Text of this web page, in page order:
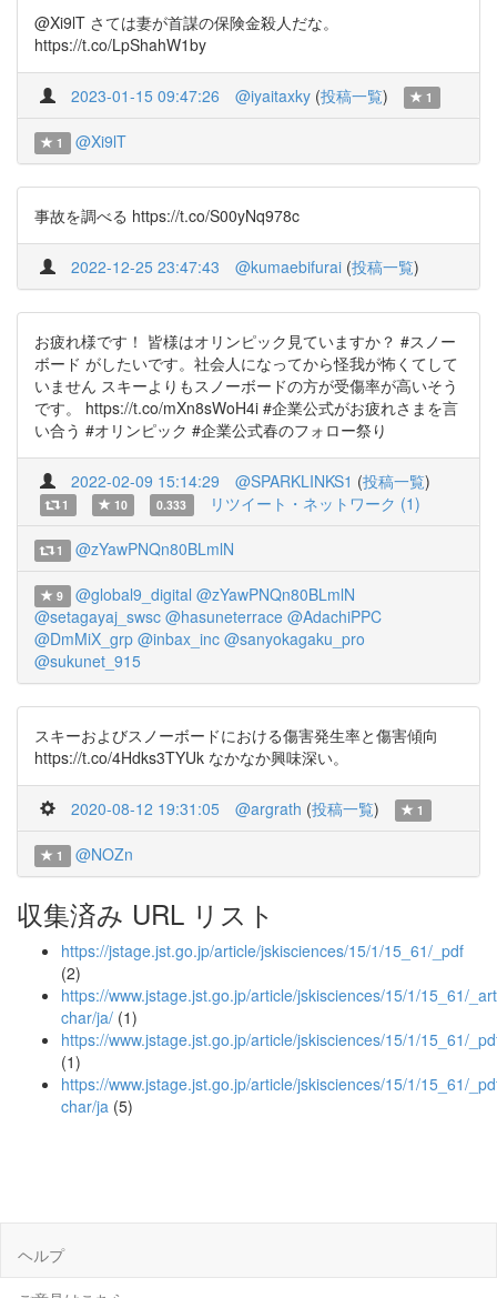
@Xi9lT さては妻が首謀の保険金殺人だな。
https://t.co/LpShahW1by
2023-01-15 09:47:26 @iyaitaxky (投稿一覧) 1
1 @Xi9lT
事故を調べる https://t.co/S00yNq978c
2022-12-25 23:47:43 @kumaebifurai (投稿一覧)
お疲れ様です！ 皆様はオリンピック見ていますか？ #スノー
ボード がしたいです。社会人になってから怪我が怖くてして
いません スキーよりもスノーボードの方が受傷率が高いそう
です。 https://t.co/mXn8sWoH4i #企業公式がお疲れさまを言
い合う #オリンピック #企業公式春のフォロー祭り
2022-02-09 15:14:29 @SPARKLINKS1 (投稿一覧)
1 10 0.333 リツイート・ネットワーク (1)
1 @zYawPNQn80BLmlN
9 @global9_digital @zYawPNQn80BLmlN
@setagayaj_swsc @hasuneterrace @AdachiPPC
@DmMiX_grp @inbax_inc @sanyokagaku_pro
@sukunet_915
スキーおよびスノーボードにおける傷害発生率と傷害傾向
https://t.co/4Hdks3TYUk なかなか興味深い。
2020-08-12 19:31:05 @argrath (投稿一覧) 1
1 @NOZn
収集済み URL リスト
https://jstage.jst.go.jp/article/jskisciences/15/1/15_61/_pdf
(2)
https://www.jstage.jst.go.jp/article/jskisciences/15/1/15_61/
char/ja/ (1)
https://www.jstage.jst.go.jp/article/jskisciences/15/1/15_61/
(1)
https://www.jstage.jst.go.jp/article/jskisciences/15/1/15_61/
char/ja (5)
ヘルプ